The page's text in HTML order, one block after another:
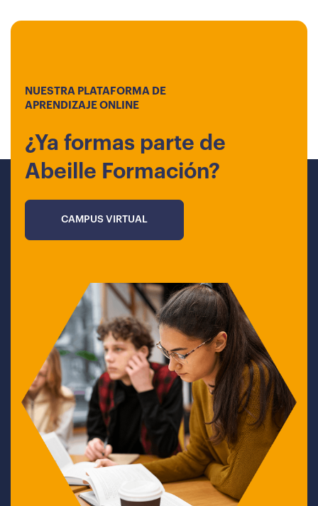
NUESTRA PLATAFORMA DE
APRENDIZAJE ONLINE
¿Ya formas parte de
Abeille Formación?
CAMPUS VIRTUAL